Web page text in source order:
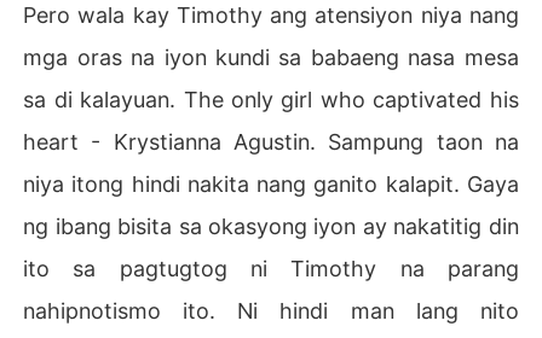
Pero wala kay Timothy ang atensiyon niya nang
mga oras na iyon kundi sa babaeng nasa mesa
sa di kalayuan. The only girl who captivated his
heart - Krystianna Agustin. Sampung taon na
niya itong hindi nakita nang ganito kalapit. Gaya
ng ibang bisita sa okasyong iyon ay nakatitig din
ito sa pagtugtog ni Timothy na parang
nahipnotismo ito. Ni hindi man lang nito